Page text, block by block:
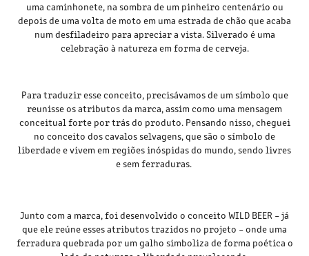
uma caminhonete, na sombra de um pinheiro centenário ou
depois de uma volta de moto em uma estrada de chão que acaba
num desfiladeiro para apreciar a vista.Silverado é uma
celebração à natureza em forma de cerveja.
Para traduzir esse conceito, precisávamos de um símbolo que
reunisse os atributos da marca, assim como uma mensagem
conceitual forte por trás do produto. Pensando nisso, cheguei
no conceito dos cavalos selvagens, que são o símbolo de
liberdade e vivem em regiões inóspidas do mundo, sendo livres
e sem ferraduras.
Junto com a marca, foi desenvolvido o conceito WILD BEER – já
que ele reúne esses atributos trazidos no projeto – onde uma
ferradura quebrada por um galho simboliza de forma poética o